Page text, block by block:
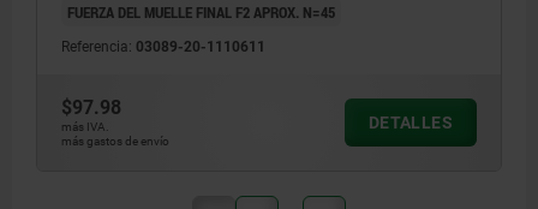
FUERZA DEL MUELLE FINAL F2 APROX. N=45
Referencia: 03089-20-1110611
$97.98
más IVA.
más gastos de envío
DETALLES